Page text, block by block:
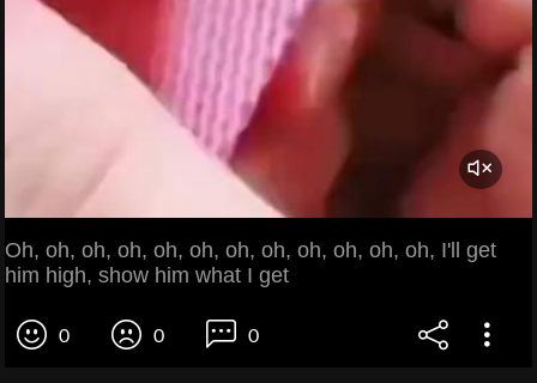
Oh, oh, oh, oh, oh, oh, oh, oh, oh, oh, oh, oh, I'll get
him high, show him what I get
0 0 0